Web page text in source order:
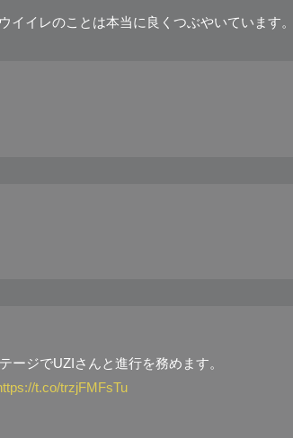
イイレのことは本当に良くつぶやいています
ージでUZIさんと進行を務めます。
t.co/trzjFMFsTu